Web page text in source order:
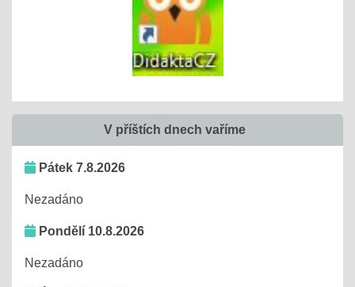
V příštích dnech vaříme
Pátek 7.8.2026
Nezadáno
Pondělí 10.8.2026
Nezadáno